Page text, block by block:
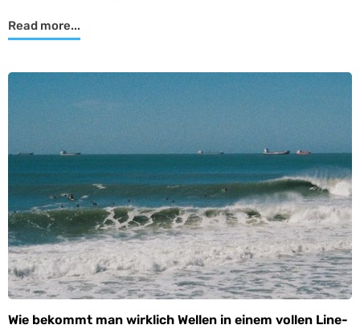
Read more...
Wie bekommt man wirklich Wellen in einem vollen Line-